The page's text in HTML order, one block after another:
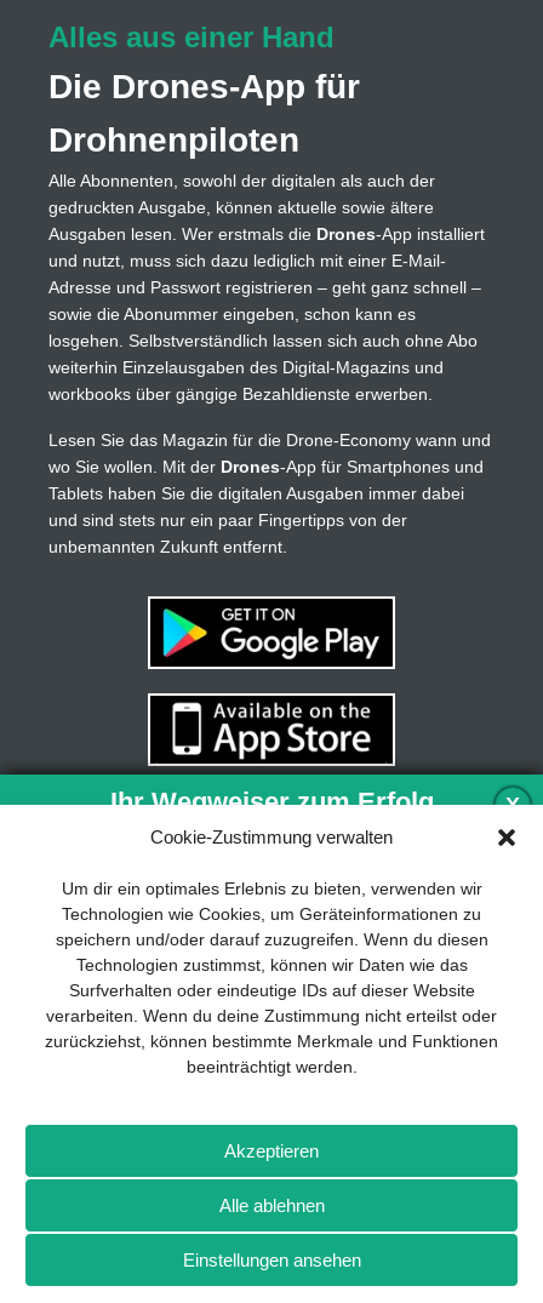
Cookie-Zustimmung verwalten
Um dir ein optimales Erlebnis zu bieten, verwenden wir
Technologien wie Cookies, um Geräteinformationen zu
speichern und/oder darauf zuzugreifen. Wenn du diesen
Technologien zustimmst, können wir Daten wie das
Surfverhalten oder eindeutige IDs auf dieser Website
verarbeiten. Wenn du deine Zustimmung nicht erteilst oder
zurückziehst, können bestimmte Merkmale und Funktionen
beeinträchtigt werden.
Akzeptieren
Alle ablehnen
Einstellungen ansehen
Alles aus einer Hand
Die Drones-App für
Drohnenpiloten
Alle Abonnenten, sowohl der digitalen als auch der
gedruckten Ausgabe, können aktuelle sowie ältere
Ausgaben lesen. Wer erstmals die Drones-App installiert
und nutzt, muss sich dazu lediglich mit einer E-Mail-
Adresse und Passwort registrieren – geht ganz schnell –
sowie die Abonummer eingeben, schon kann es
losgehen. Selbstverständlich lassen sich auch ohne Abo
weiterhin Einzelausgaben des Digital-Magazins und
workbooks über gängige Bezahldienste erwerben.
Lesen Sie das Magazin für die Drone-Economy wann und
wo Sie wollen. Mit der Drones-App für Smartphones und
Tablets haben Sie die digitalen Ausgaben immer dabei
und sind stets nur ein paar Fingertipps von der
unbemannten Zukunft entfernt.
Impressum Datenschutz Kontakt Drones+
Magazin-
Mediadaten
Weitere Magazine von Wellhausen & Marquardt Medien
X
Ihr Wegweiser zum Erfolg
nachhaltigen Geschäftsmodells sind für
jedes Unternehmen unverzichtbar. Das
Business Model Canvas hilft, sich dabei
auf das Wesentliche zu konzentrieren
und stets im Blick zu behalten, worauf es
wirklich ankommt.
Abonnieren Sie unseren kostenlosen
herunter: „Vom Produkt zum Business:
NEWSLETTER-ANMELDUNG